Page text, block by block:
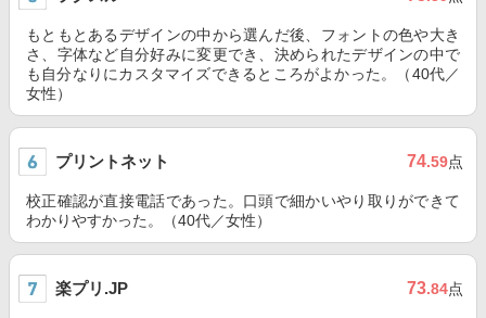
もともとあるデザインの中から選んだ後、フォントの色や大き
さ、字体など自分好みに変更でき、決められたデザインの中で
も自分なりにカスタマイズできるところがよかった。（40代／
女性）
プリントネット 74.59点
校正確認が直接電話であった。口頭で細かいやり取りができて
わかりやすかった。（40代／女性）
楽プリ.JP 73.84点